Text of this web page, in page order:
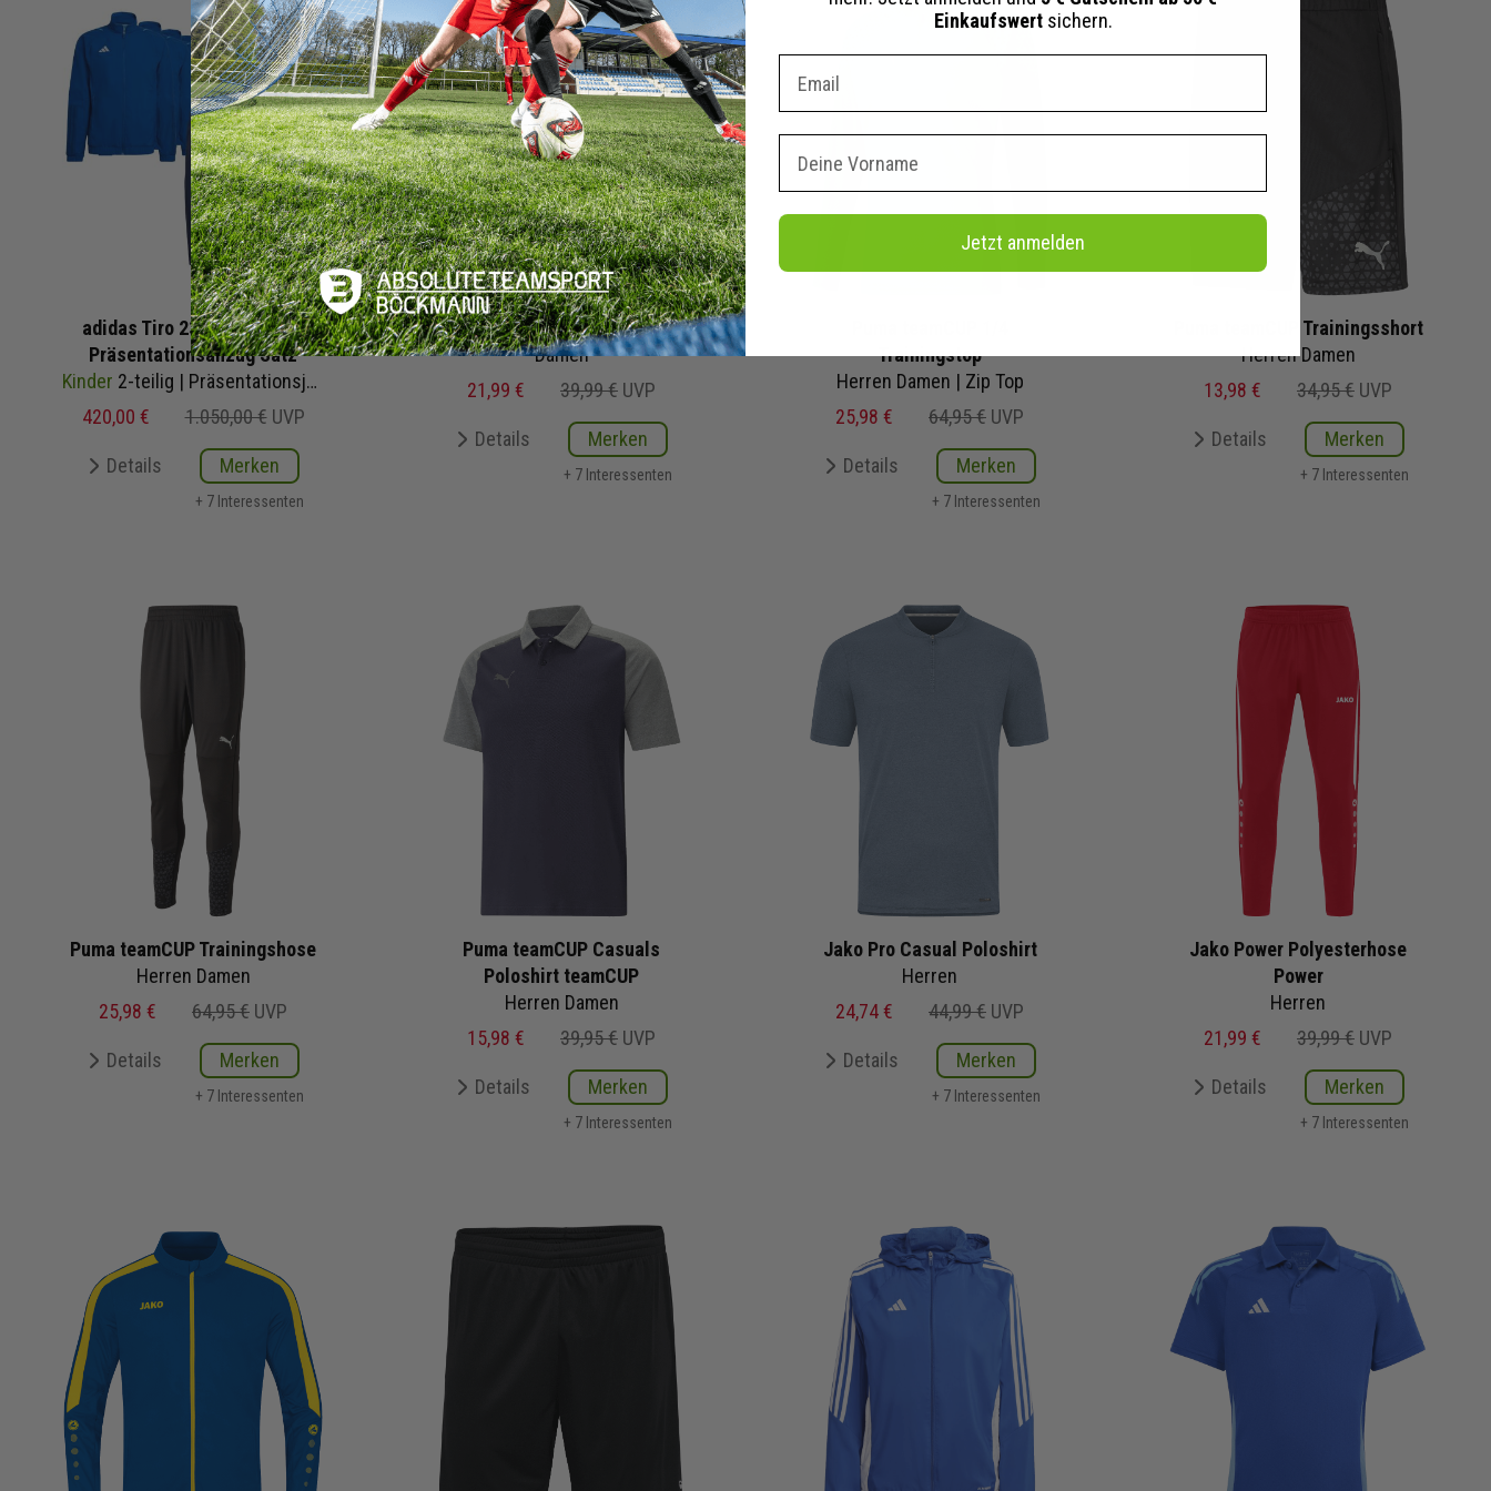
adidas Tiro 23 Competition
Präsentationsanzug Satz
Kinder 2-teilig | Präsentationsjacke Präsentationshose
420,00 €
1.050,00 € UVP
Details Merken
+ 7 Interessenten
Jako Power Poloshirt
Damen
21,99 €
39,99 € UVP
Details Merken
+ 7 Interessenten
Trainingstop
Herren Damen | Zip Top
25,98 €
64,95 € UVP
Details Merken
+ 7 Interessenten
Puma teamCUP Trainingsshort
Herren Damen
13,98 €
34,95 € UVP
Details Merken
+ 7 Interessenten
Puma teamCUP Trainingshose
Herren Damen
25,98 €
64,95 € UVP
Details Merken
+ 7 Interessenten
Puma teamCUP Casuals
Poloshirt teamCUP
Herren Damen
15,98 €
39,95 € UVP
Details Merken
+ 7 Interessenten
Jako Pro Casual Poloshirt
Herren
24,74 €
44,99 € UVP
Details Merken
+ 7 Interessenten
Jako Power Polyesterhose
Power
Herren
21,99 €
39,99 € UVP
Details Merken
+ 7 Interessenten
Einkaufswertsichern.
Jetzt anmelden